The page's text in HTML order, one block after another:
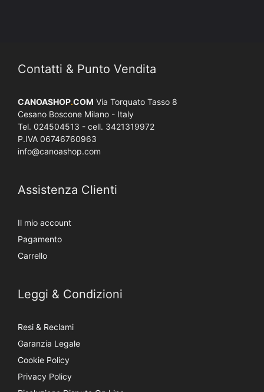
Contatti & Punto Vendita
CANOASHOP.COM Via Torquato Tasso 8
Cesano Boscone Milano - Italy
Tel. 024504513 - cell. 3421319972
P.IVA 06746760963
info@canoashop.com
Assistenza Clienti
Il mio account
Pagamento
Carrello
Leggi & Condizioni
Resi & Reclami
Garanzia Legale
Cookie Policy
Privacy Policy